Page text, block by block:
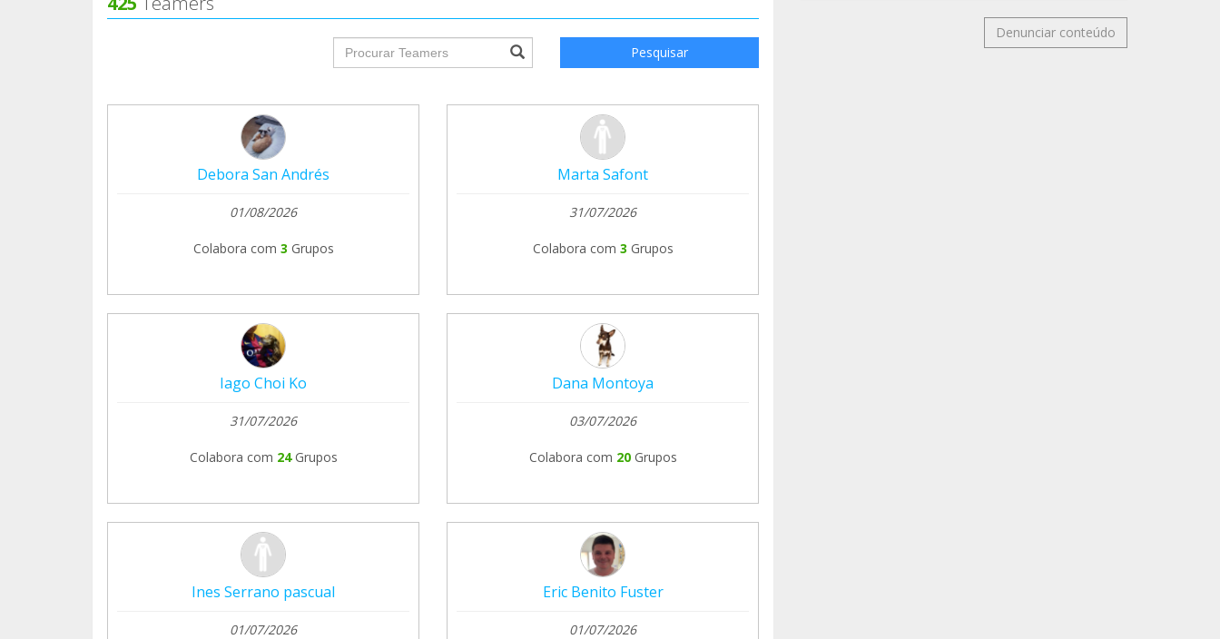
groupProfile.searchForm.search.text??? Pesquisar
Debora San Andrés
01/08/2026
Colabora com 3 Grupos
Marta Safont
31/07/2026
Colabora com 3 Grupos
Iago Choi Ko
31/07/2026
Colabora com 24 Grupos
Dana Montoya
03/07/2026
Colabora com 20 Grupos
Ines Serrano pascual
01/07/2026
Eric Benito Fuster
01/07/2026
Denunciar conteúdo